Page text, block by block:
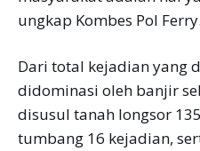
ungkap Kombes Pol Ferry.
Dari total kejadian yang
didominasi oleh banjir
disusul tanah longsor
tumbang 16 kejadian,